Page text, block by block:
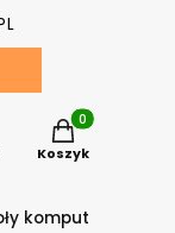
Produkty w
Koszyk
komputerowe